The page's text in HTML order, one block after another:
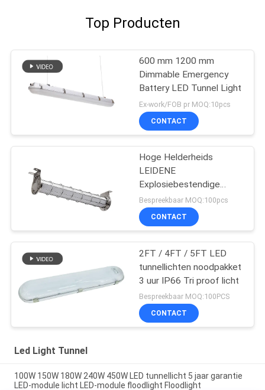
Top Producten
600 mm 1200 mm
Dimmable Emergency
Battery LED Tunnel Light
Ex-work/FOB pr MOQ:10pcs
CONTACT
Hoge Helderheids
LEIDENE
Explosiebestendige
Verlichting voor de
Industrietunnel van het
Oliegas
Bespreekbaar MOQ:100pcs
CONTACT
2FT / 4FT / 5FT LED
tunnellichten noodpakket
3 uur IP66 Tri proof licht
Bespreekbaar MOQ:100PCS
CONTACT
Led Light Tunnel
100W 150W 180W 240W 450W LED tunnellicht 5 jaar garantie
LED-module licht LED-module floodlight Floodlight